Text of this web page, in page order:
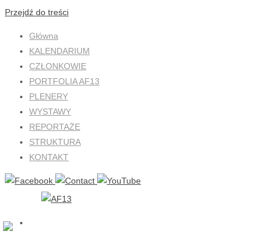
Przejdź do treści
Główna
KALENDARIUM
CZŁONKOWIE
PORTFOLIA AF13
PLENERY
WYSTAWY
REPORTAŻE
STRUKTURA
KONTAKT